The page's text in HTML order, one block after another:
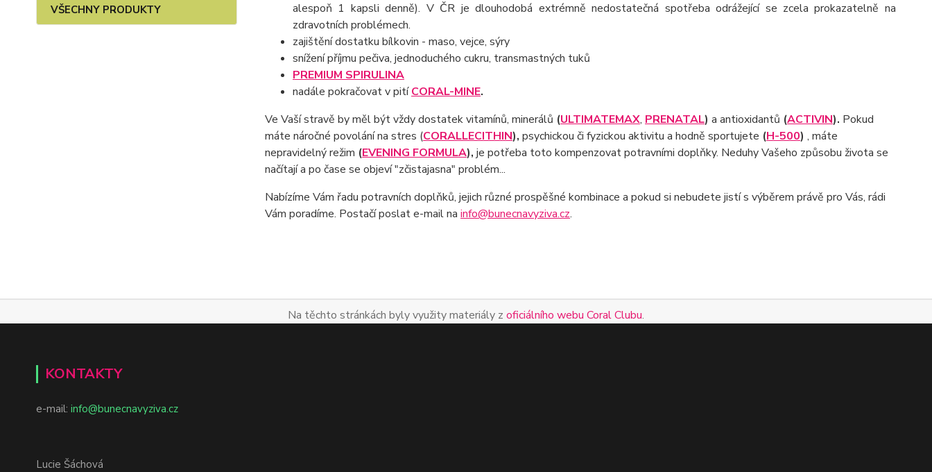
VŠECHNY PRODUKTY
alespoň 1 kapsli denně). V ČR je dlouhodobá extrémně nedostatečná spotřeba odrážející se zcela prokazatelně na
zdravotních problémech.
zajištění dostatku bílkovin - maso, vejce, sýry
snížení příjmu pečiva, jednoduchého cukru, transmastných tuků
PREMIUM SPIRULINA
nadále pokračovat v pitíCORAL-MINE.
Ve Vaší stravě by měl být vždy dostatek vitamínů, minerálů (ULTIMATEMAX, PRENATAL) a antioxidantů (ACTIVIN). Pokud
máte náročné povolání na stres (CORALLECITHIN), psychickou či fyzickou aktivitu a hodně sportujete (H-500) , máte
nepravidelný režim (EVENING FORMULA), je potřeba toto kompenzovat potravními doplňky. Neduhy Vašeho způsobu života se
načítají a po čase se objeví "zčistajasna" problém...
Nabízíme Vám řadu potravních doplňků, jejich různé prospěšné kombinace a pokud si nebudete jistí s výběrem právě pro Vás, rádi
Vám poradíme. Postačí poslat e-mail na info@bunecnavyziva.cz.
Na těchto stránkách byly využity materiály z oficiálního webu Coral Clubu.
KONTAKTY
e-mail: info@bunecnavyziva.cz
Lucie Šáchová